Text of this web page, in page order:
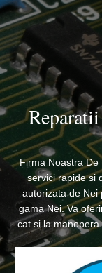
Firma Noastra De
servici rapide si
autorizata de Nei
gama Nei. Va
cat si la